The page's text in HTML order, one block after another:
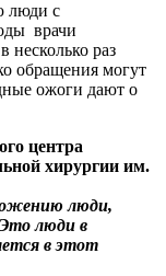
люди с
врачи
несколько раз
обращения могут
ожоги дают о
центра
хирургии им.
люди,
люди в
в этот